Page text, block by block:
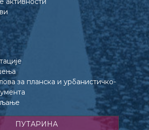
за планска и урбанистичко-
ПУТАРИНА